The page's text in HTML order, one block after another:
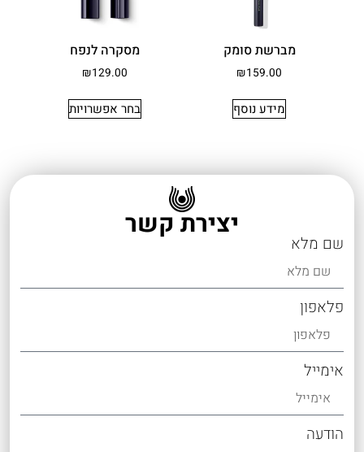
מברשת סומק
₪159.00
מידע נוסף
מסקרה לנפח
₪129.00
בחר אפשרויות
יצירת קשר
שם מלא
פלאפון
אימייל
הודעה